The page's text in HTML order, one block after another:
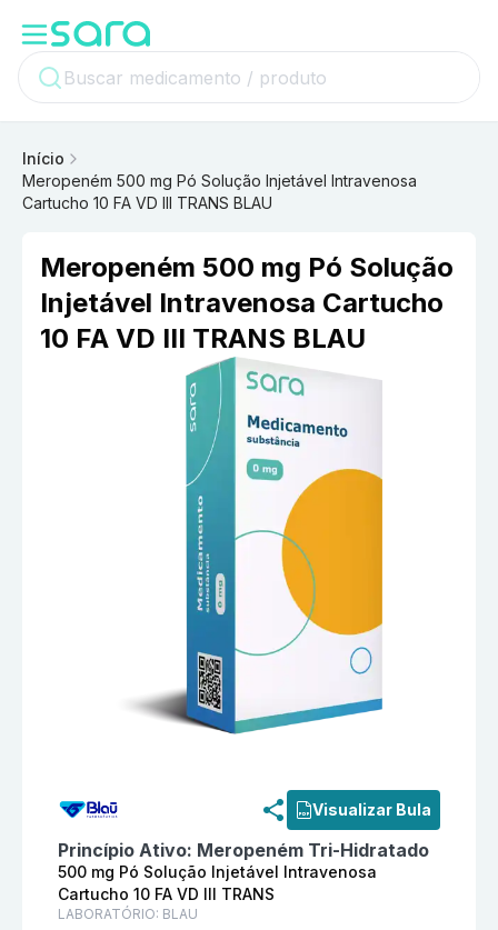
Início
Meropeném 500 mg Pó Solução Injetável Intravenosa
Cartucho 10 FA VD III TRANS BLAU
Meropeném 500 mg Pó Solução
Injetável Intravenosa Cartucho
10 FA VD III TRANS BLAU
Visualizar Bula
Princípio Ativo: Meropeném Tri-Hidratado
500 mg Pó Solução Injetável Intravenosa
Cartucho 10 FA VD III TRANS
LABORATÓRIO: BLAU